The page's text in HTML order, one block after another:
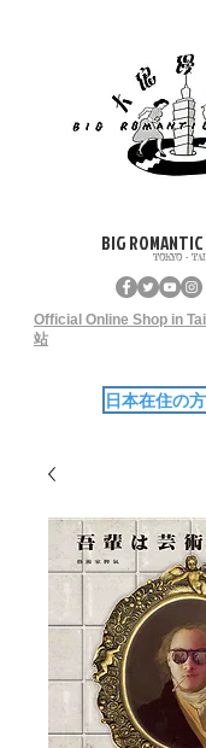
BIG
TOKYO -
Official Online Shop in
站
日本在住の